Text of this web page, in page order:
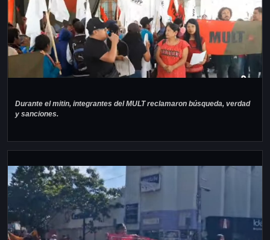
Durante el mitin, integrantes del MULT reclamaron búsqueda, verdad
y sanciones.